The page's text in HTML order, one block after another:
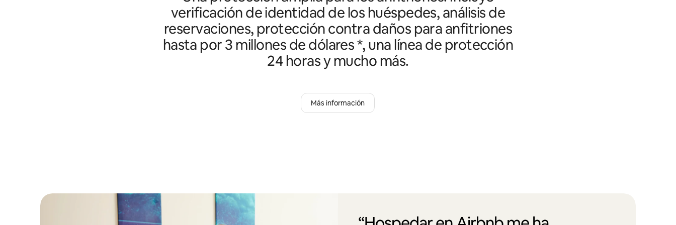
verificación de identidad de los huéspedes, análisis de
reservaciones, protección contra daños para anfitriones
hasta por 3 millones de dólares *, una línea de protección
24 horas y mucho más.
Más información